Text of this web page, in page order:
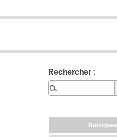
Rechercher :
Rubriques